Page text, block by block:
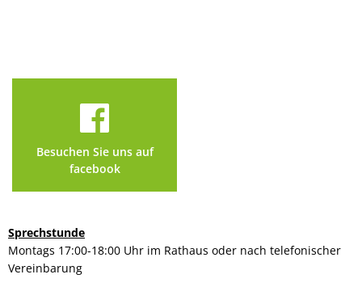
Besuchen Sie uns auf
facebook
Sprechstunde
Montags 17:00-18:00 Uhr im Rathaus oder nach telefonischer
Vereinbarung